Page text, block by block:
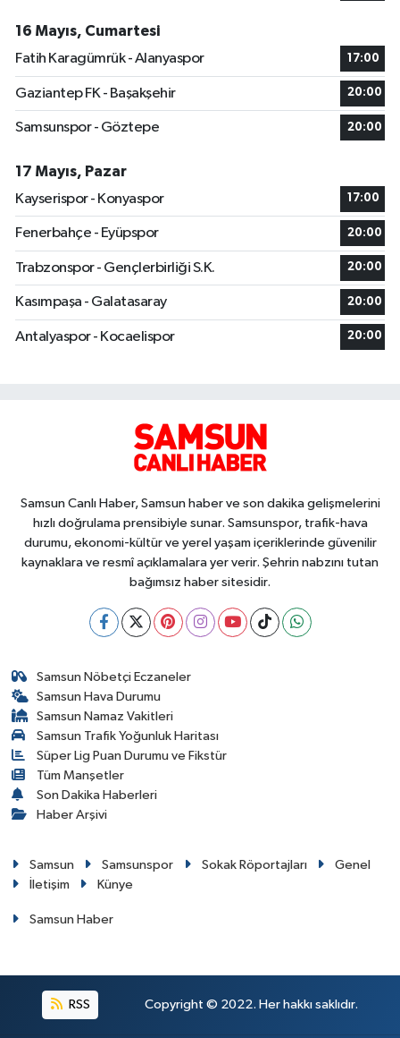
16 Mayıs, Cumartesi
Fatih Karagümrük - Alanyaspor
17:00
Gaziantep FK - Başakşehir 20:00
Samsunspor - Göztepe 20:00
17 Mayıs, Pazar
Kayserispor - Konyaspor
17:00
Fenerbahçe - Eyüpspor 20:00
Trabzonspor - Gençlerbirliği S.K. 20:00
Kasımpaşa - Galatasaray 20:00
Antalyaspor - Kocaelispor 20:00
Samsun Canlı Haber, Samsun haber ve son dakika gelişmelerini
hızlı doğrulama prensibiyle sunar. Samsunspor, trafik-hava
durumu, ekonomi-kültür ve yerel yaşam içeriklerinde güvenilir
kaynaklara ve resmî açıklamalara yer verir. Şehrin nabzını tutan
bağımsız haber sitesidir.
Samsun Nöbetçi Eczaneler
Samsun Hava Durumu
Samsun Namaz Vakitleri
Samsun Trafik Yoğunluk Haritası
Süper Lig Puan Durumu ve Fikstür
Tüm Manşetler
Son Dakika Haberleri
Haber Arşivi
Samsun Samsunspor Sokak Röportajları
Genel
İletişim
Künye
Samsun Haber
RSS Copyright © 2022. Her hakkı saklıdır.